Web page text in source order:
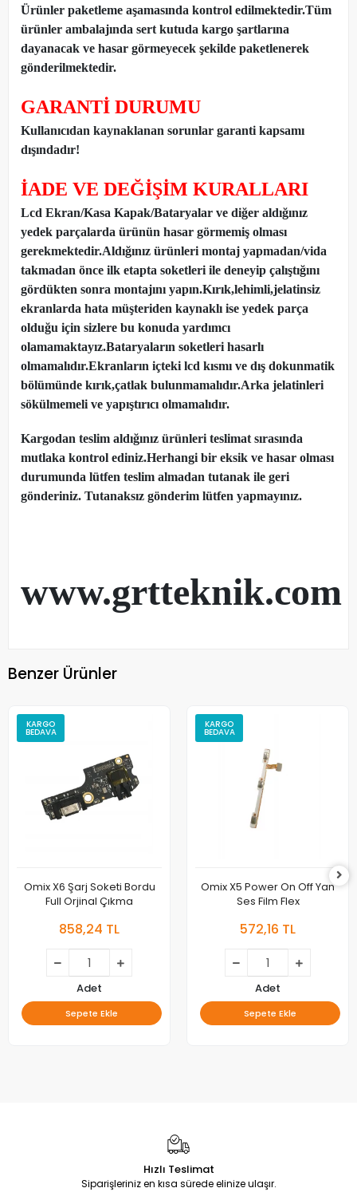
Ürünler paketleme aşamasında kontrol edilmektedir.Tüm
ürünler ambalajında sert kutuda kargo şartlarına
dayanacak ve hasar görmeyecek şekilde paketlenerek
gönderilmektedir.
GARANTİ DURUMU
Kullanıcıdan kaynaklanan sorunlar garanti kapsamı
dışındadır!
İADE VE DEĞİŞİM KURALLARI
Lcd Ekran/Kasa Kapak/Bataryalar ve diğer aldığınız
yedek parçalarda ürünün hasar görmemiş olması
gerekmektedir.Aldığınız ürünleri montaj yapmadan/vida
takmadan önce ilk etapta soketleri ile deneyip çalıştığını
gördükten sonra montajını yapın.Kırık,lehimli,jelatinsiz
ekranlarda hata müşteriden kaynaklı ise yedek parça
olduğu için sizlere bu konuda yardımcı
olamamaktayız.Bataryaların soketleri hasarlı
olmamalıdır.Ekranların içteki lcd kısmı ve dış dokunmatik
bölümünde kırık,çatlak bulunmamalıdır.Arka jelatinleri
sökülmemeli ve yapıştırıcı olmamalıdır.
Kargodan teslim aldığınız ürünleri teslimat sırasında
mutlaka kontrol ediniz.Herhangi bir eksik ve hasar olması
durumunda lütfen teslim almadan tutanak ile geri
gönderiniz. Tutanaksız gönderim lütfen yapmayınız.
www.grtteknik.com
Benzer Ürünler
KARGO
BEDAVA
Omix X6 Şarj Soketi Bordu
Full Orjinal Çıkma
858,24 TL
Adet
Sepete Ekle
KARGO
BEDAVA
Omix X5 Power On Off Yan
Ses Film Flex
572,16 TL
Adet
Sepete Ekle
Hızlı Teslimat
Siparişleriniz en kısa sürede elinize ulaşır.